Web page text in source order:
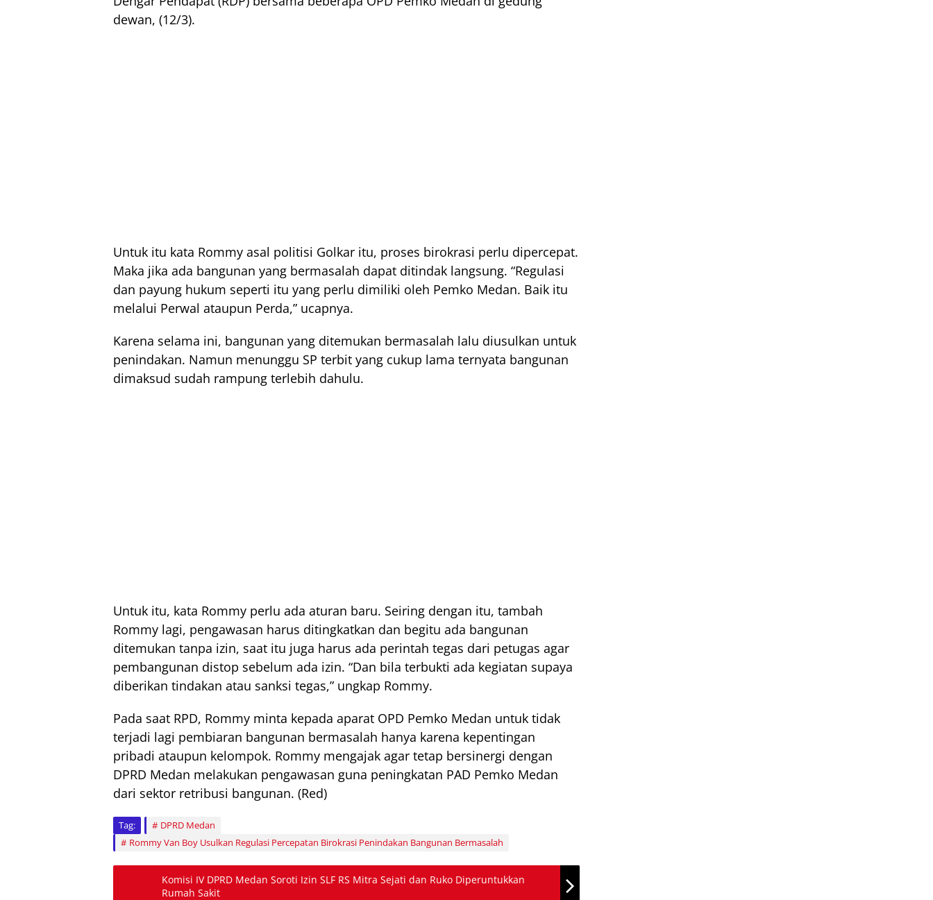
dewan, (12/3).
Untuk itu kata Rommy asal politisi Golkar itu, proses birokrasi perlu dipercepat.
Maka jika ada bangunan yang bermasalah dapat ditindak langsung. “Regulasi
dan payung hukum seperti itu yang perlu dimiliki oleh Pemko Medan. Baik itu
melalui Perwal ataupun Perda,” ucapnya.
Karena selama ini, bangunan yang ditemukan bermasalah lalu diusulkan untuk
penindakan. Namun menunggu SP terbit yang cukup lama ternyata bangunan
dimaksud sudah rampung terlebih dahulu.
Untuk itu, kata Rommy perlu ada aturan baru. Seiring dengan itu, tambah
Rommy lagi, pengawasan harus ditingkatkan dan begitu ada bangunan
ditemukan tanpa izin, saat itu juga harus ada perintah tegas dari petugas agar
pembangunan distop sebelum ada izin. “Dan bila terbukti ada kegiatan supaya
diberikan tindakan atau sanksi tegas,” ungkap Rommy.
Pada saat RPD, Rommy minta kepada aparat OPD Pemko Medan untuk tidak
terjadi lagi pembiaran bangunan bermasalah hanya karena kepentingan
pribadi ataupun kelompok. Rommy mengajak agar tetap bersinergi dengan
DPRD Medan melakukan pengawasan guna peningkatan PAD Pemko Medan
dari sektor retribusi bangunan. (Red)
Tag:
DPRD Medan
Rommy Van Boy Usulkan Regulasi Percepatan Birokrasi Penindakan Bangunan Bermasalah
Komisi IV DPRD Medan Soroti Izin SLF RS Mitra Sejati dan Ruko Diperuntukkan
Rumah Sakit